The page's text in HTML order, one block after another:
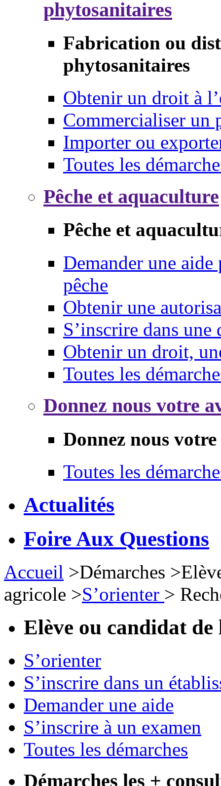
phytosanitaires
Fabrication ou
phytosanitaires
Obtenir un droit à
Commercialiser un
Importer ou
Toutes les
Pêche et aquaculture
Pêche et
Demander une
pêche
Obtenir une
S’inscrire dans une
Obtenir un droit,
Toutes les
Donnez nous votre
Donnez nous
Toutes les
Actualités
Foire Aux Questions
Accueil >Démarches >
agricole >S’orienter >
Elève ou candidat de
S’orienter
S’inscrire dans un
Demander une aide
S’inscrire à un examen
Toutes les démarches
Démarches les +